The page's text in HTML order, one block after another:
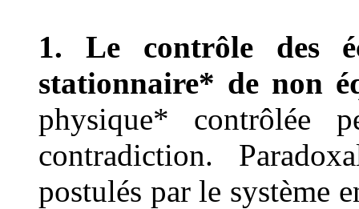
1. Le contrôle des
stationnaire* de non
physique* contrôlée
contradiction.
postulés par le système